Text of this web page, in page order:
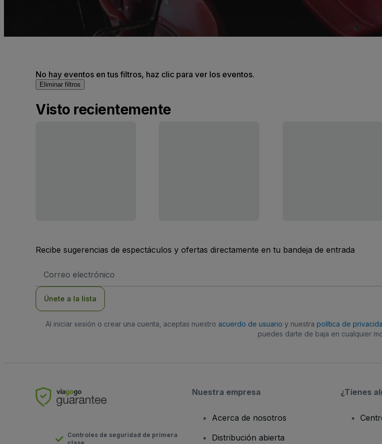
No hay eventos en tus filtros, haz clic para ver los eventos.
Eliminar filtros
Visto recientemente
Recibe sugerencias de espectáculos y ofertas directamente en tu bandeja de entrada
de
Únete a la lista
Al iniciar sesión o crear una cuenta, aceptas nuestro acuerdo de usuario y nuestra política de
puedes darte de baja en cualquier
Controles de seguridad de primera
Nuestra empresa
Acerca de nosotros
Distribución abierta
¿Tienes